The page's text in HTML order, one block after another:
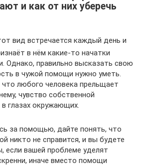
и как от них уберечь
вид встречается каждый день и
в нём какие-то начатки
Однако, правильно высказать свою
в чужой помощи нужно уметь.
любого человека прельщает
чувство собственной
глазах окружающих.
за помощью, дайте понять, что
никто не справится, и вы будете
если вашей проблеме уделят
иначе вместо помощи